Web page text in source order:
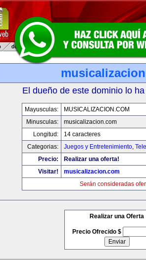
El dueño de este dominio lo
Mayusculas:
MUSICALIZACION.COM
Minusculas:
musicalizacion.com
Longitud:
14 caracteres
Categorias:
Juegos y Entretenimiento,
Precio:
Realizar una oferta!
Visitar!
musicalizacion.com
Serán consideradas
Realizar una Oferta
Precio Ofrecido $